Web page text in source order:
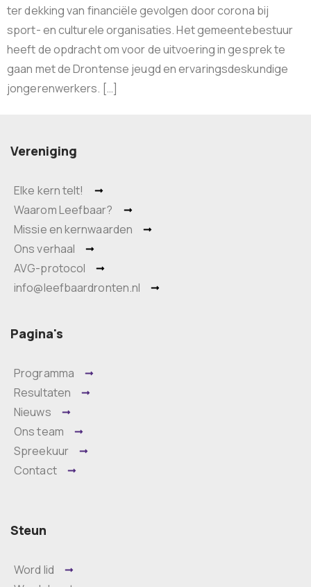
ter dekking van financiële gevolgen door corona bij
sport- en culturele organisaties. Het gemeentebestuur
heeft de opdracht om voor de uitvoering in gesprek te
gaan met de Drontense jeugd en ervaringsdeskundige
jongerenwerkers. […]
Vereniging
Elke kern telt!
Waarom Leefbaar?
Missie en kernwaarden
Ons verhaal
AVG-protocol
info@leefbaardronten.nl
Pagina's
Programma
Resultaten
Nieuws
Ons team
Spreekuur
Contact
Steun
Word lid